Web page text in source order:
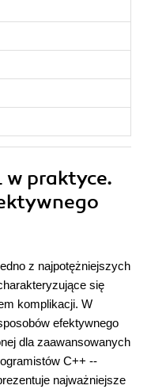
w praktyce.
z najpotężniejszych
się
komplikacji. W
efektywnego
dla zaawansowanych
C++ --
najważniejsze